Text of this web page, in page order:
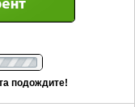
подождите!